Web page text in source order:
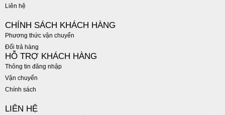
Liên hệ
CHÍNH SÁCH KHÁCH HÀNG
Phương thức vận chuyển
Đổi trả hàng
HỖ TRỢ KHÁCH HÀNG
Thông tin đăng nhập
Vận chuyển
Chính sách
LIÊN HỆ